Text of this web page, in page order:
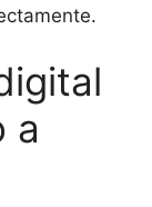
a